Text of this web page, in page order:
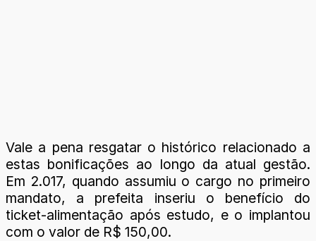
Vale a pena resgatar o histórico relacionado a
estas bonificações ao longo da atual gestão.
Em 2.017, quando assumiu o cargo no primeiro
mandato, a prefeita inseriu o benefício do
ticket-alimentação após estudo, e o implantou
com o valor de R$ 150,00.